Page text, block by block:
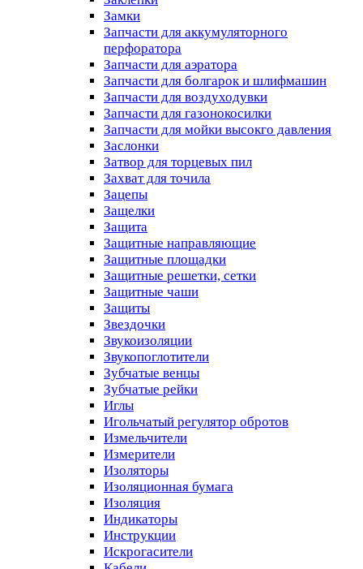
Замки
Запчасти для аккумуляторного
перфоратора
Запчасти для аэратора
Запчасти для болгарок и шлифмашин
Запчасти для воздуходувки
Запчасти для газонокосилки
Запчасти для мойки высокго давления
Заслонки
Затвор для торцевых пил
Захват для точила
Зацепы
Защелки
Защита
Защитные направляющие
Защитные площадки
Защитные решетки, сетки
Защитные чаши
Защиты
Звездочки
Звукоизоляции
Звукопоглотители
Зубчатые венцы
Зубчатые рейки
Иглы
Игольчатый регулятор обротов
Измельчители
Измерители
Изоляторы
Изоляционная бумага
Изоляция
Индикаторы
Инструкции
Искрогасители